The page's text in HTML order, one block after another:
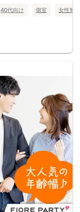
40代向け 個室 女性無料